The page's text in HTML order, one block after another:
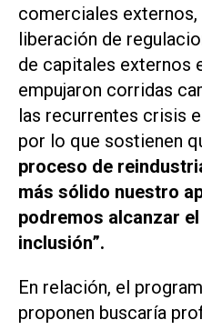
comerciales externos,
liberación de
de capitales externos
empujaron corridas
las recurrentes crisis
por lo que sostienen
proceso de
más sólido nuestro
podremos alcanzar
inclusión”.
En relación, el
proponen buscaría